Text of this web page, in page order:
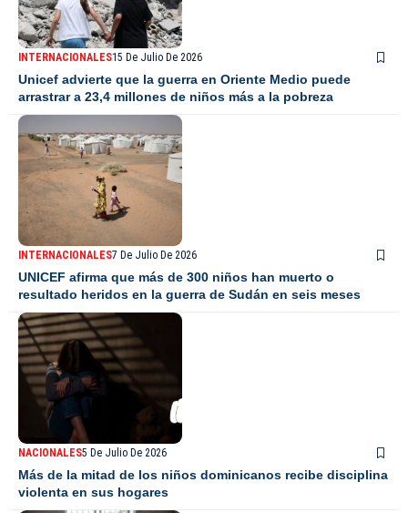
INTERNACIONALES15 De Julio De 2026
Unicef advierte que la guerra en Oriente Medio puede
arrastrar a 23,4 millones de niños más a la pobreza
INTERNACIONALES7 De Julio De 2026
UNICEF afirma que más de 300 niños han muerto o
resultado heridos en la guerra de Sudán en seis meses
NACIONALES5 De Julio De 2026
Más de la mitad de los niños dominicanos recibe disciplina
violenta en sus hogares